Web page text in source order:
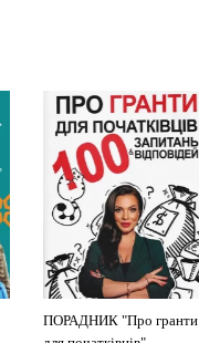
ПОРАДНИК "Про гранти